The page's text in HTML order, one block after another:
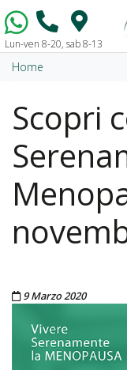
Vai al contenuto
Lun-ven 8-20, sab 8-13
Home
Scopri
Pubblicato il
9 Marzo 2020